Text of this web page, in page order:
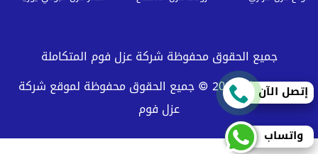
جميع الحقوق محفوظة شركة عزل فوم المتكاملة
حقوق النشر 2026 © جميع الحقوق محفوظة لموقع شركة
عزل فوم
إتصل الآن
واتساب